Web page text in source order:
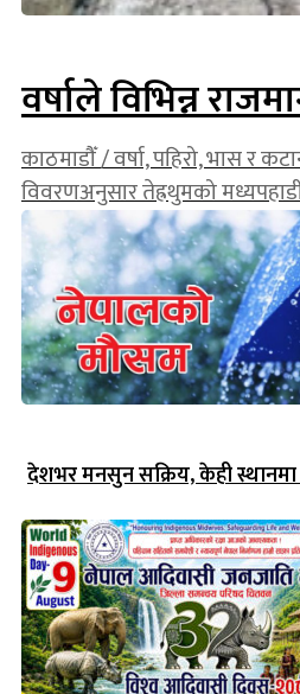
वर्षाले विभिन्न
काठमाडौँ / वर्षा, पहिरो, भास र
विवरणअनुसार तेह्रथुमको
देशभर मनसुन सक्रिय, केही स्थानमा